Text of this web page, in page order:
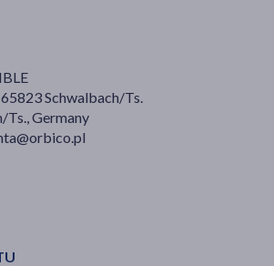
Schwalbach/Ts.
Ts., Germany